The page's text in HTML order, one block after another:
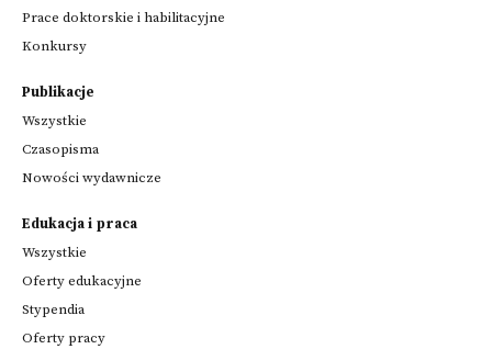
Prace doktorskie i habilitacyjne
Konkursy
Publikacje
Wszystkie
Czasopisma
Nowości wydawnicze
Edukacja i praca
Wszystkie
Oferty edukacyjne
Stypendia
Oferty pracy